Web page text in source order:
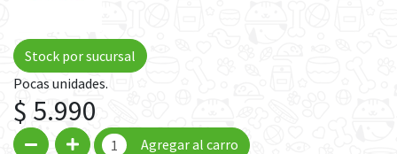
Stock por sucursal
Pocas unidades.
$ 5.990
Agregar al carro